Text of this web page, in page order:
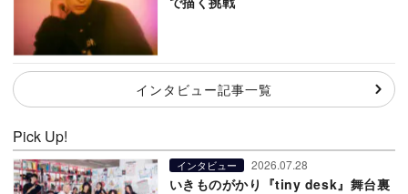
インタビュー記事一覧
Pick Up!
インタビュー 2026.07.28
いきものがかり『tiny desk』舞台裏